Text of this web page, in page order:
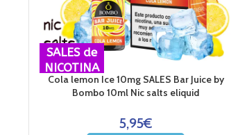
SALES de
NICOTINA
Cola lemon Ice 10mg SALES Bar Juice by
Bombo 10ml Nic salts eliquid
5,95€